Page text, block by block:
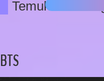
Temukan
BTS